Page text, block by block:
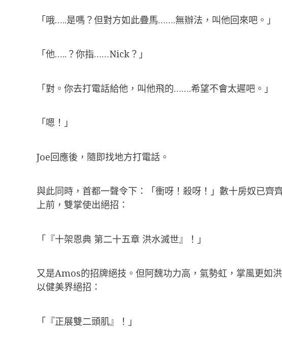
「哦…..是嗎？但對方如此疊馬…….無辦法，叫他回來吧。」
「他…..？你指……Nick？」
「對。你去打電話給他，叫他飛的…….希望不會太遲吧。」
「嗯！」
Joe回應後，隨即找地方打電話。
與此同時，首都一聲令下：「衝呀！殺呀！」數十房奴已
上前，雙掌使出絕招：
「『十架恩典 第二十五章 洪水滅世』！」
又是Amos的招牌絕技。但阿魏功力高，氣勢虹，掌風更如
以健美界絕招：
「『正展雙二頭肌』！」